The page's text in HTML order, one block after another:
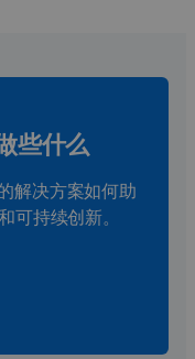
些什么
解决方案如何助
可持续创新。